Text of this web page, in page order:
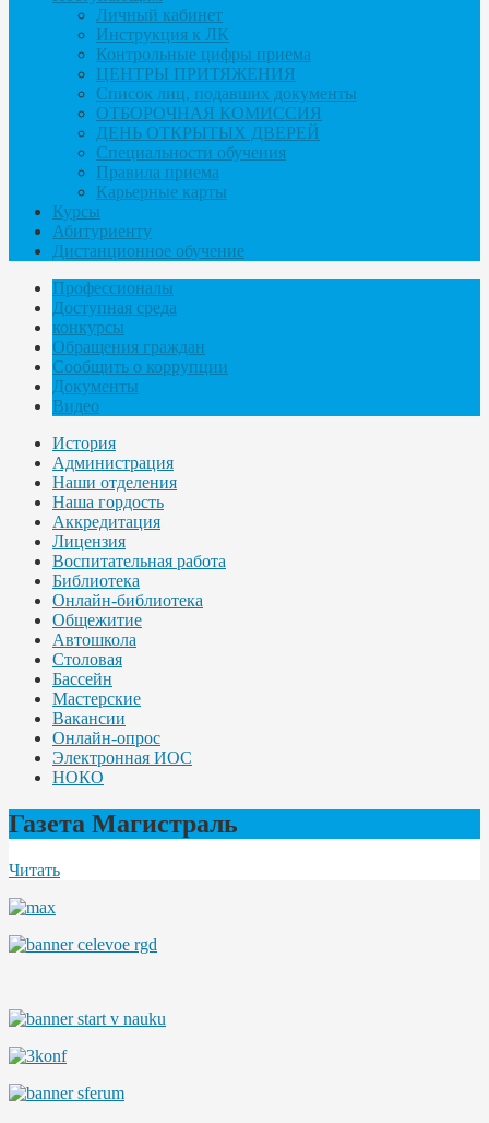
Личный кабинет
Инструкция к ЛК
Контрольные цифры приема
ЦЕНТРЫ ПРИТЯЖЕНИЯ
Список лиц, подавших документы
ОТБОРОЧНАЯ КОМИССИЯ
ДЕНЬ ОТКРЫТЫХ ДВЕРЕЙ
Специальности обучения
Правила приема
Карьерные карты
Курсы
Абитуриенту
Дистанционное обучение
Профессионалы
Доступная среда
конкурсы
Обращения граждан
Сообщить о коррупции
Документы
Видео
История
Администрация
Наши отделения
Наша гордость
Аккредитация
Лицензия
Воспитательная работа
Библиотека
Онлайн-библиотека
Общежитие
Автошкола
Столовая
Бассейн
Мастерские
Вакансии
Онлайн-опрос
Электронная ИОС
НОКО
Газета Магистраль
Читать